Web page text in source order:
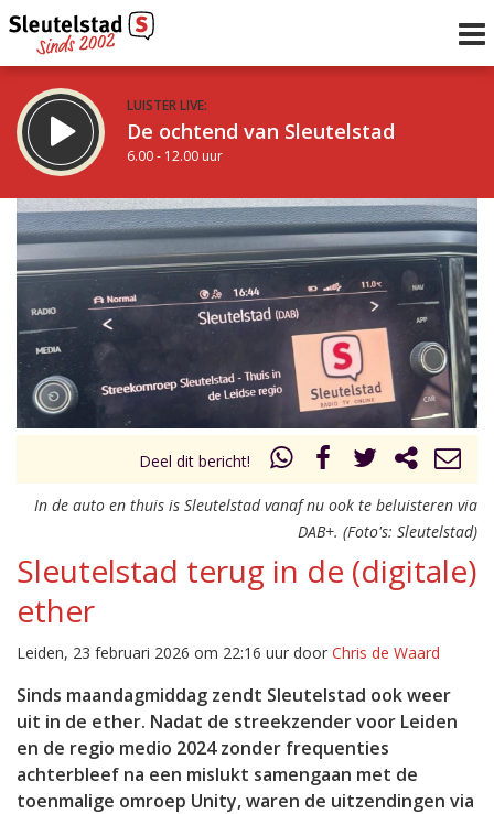
LUISTER LIVE:
De ochtend van Sleutelstad
6.00 - 12.00 uur
STRAKS:
De middag van Sleutelstad
12.00 - 19.00 uur
Vorig uur
uur 1 van 0 Volgend uur
Deel dit bericht!
In de auto en thuis is Sleutelstad vanaf nu ook te beluisteren via
DAB+. (Foto's: Sleutelstad)
Sleutelstad terug in de (digitale)
ether
Leiden, 23 februari 2026 om 22:16 uur door Chris de Waard
Sinds maandagmiddag zendt Sleutelstad ook weer
uit in de ether. Nadat de streekzender voor Leiden
en de regio medio 2024 zonder frequenties
achterbleef na een mislukt samengaan met de
toenmalige omroep Unity, waren de uitzendingen via